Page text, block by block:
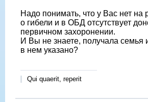
Надо понимать, что у Вас нет на
о гибели и в ОБД отсутствует
первичном захоронении.
И Вы не знаете, получала семья
в нем указано?
Qui quaerit, reperit